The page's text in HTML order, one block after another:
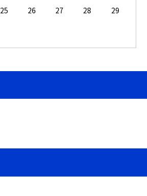
25 26 27 28
29